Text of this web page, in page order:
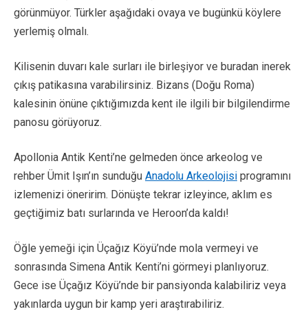
görünmüyor. Türkler aşağıdaki ovaya ve bugünkü köylere
yerlemiş olmalı.
Kilisenin duvarı kale surları ile birleşiyor ve buradan inerek
çıkış patikasına varabilirsiniz. Bizans (Doğu Roma)
kalesinin önüne çıktığımızda kent ile ilgili bir bilgilendirme
panosu görüyoruz.
Apollonia Antik Kenti’ne gelmeden önce arkeolog ve
rehber Ümit Işın’ın sunduğu Anadolu Arkeolojisi programını
izlemenizi öneririm. Dönüşte tekrar izleyince, aklım es
geçtiğimiz batı surlarında ve Heroon’da kaldı!
Öğle yemeği için Üçağız Köyü’nde mola vermeyi ve
sonrasında Simena Antik Kenti’ni görmeyi planlıyoruz.
Gece ise Üçağız Köyü’nde bir pansiyonda kalabiliriz veya
yakınlarda uygun bir kamp yeri araştırabiliriz.